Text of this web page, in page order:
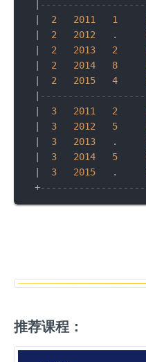
2 2011 1
2 2012
   .
2 2013 2
2 2014 8
2 2015 4
3 2011 2
3 2012 5
3 2013
   .
3 2014 5
3 2015
   .
+
推荐课程：